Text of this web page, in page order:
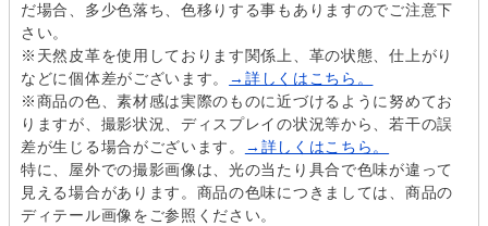
だ場合、多少色落ち、色移りする事もありますのでご注意下
さい。
※天然皮革を使用しております関係上、革の状態、仕上がり
などに個体差がございます。
→詳しくはこちら。
※商品の色、素材感は実際のものに近づけるように努めてお
りますが、撮影状況、ディスプレイの状況等から、若干の誤
差が生じる場合がございます。
→詳しくはこちら。
特に、屋外での撮影画像は、光の当たり具合で色味が違って
見える場合があります。商品の色味につきましては、商品の
ディテール画像をご参照ください。